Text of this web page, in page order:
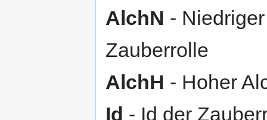
AlchN -
Zauberrolle
AlchH - Hoher
Id - Id der